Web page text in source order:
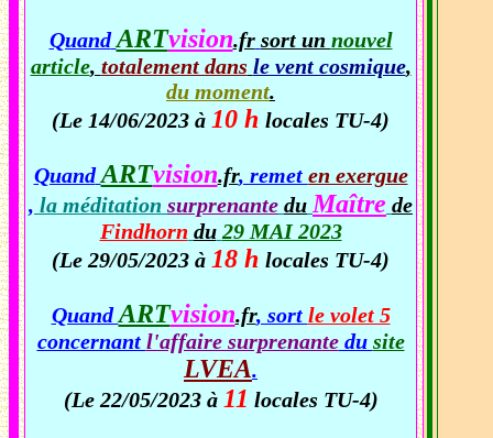
Quand ARTvision.fr sort un nouvel
article, totalement dans le vent cosmique,
du moment.
(Le 14/06/2023 à 10 h locales TU-4)
Quand ARTvision.fr, remet en exergue
, la méditation surprenante du Maître de
Findhorn du 29 MAI 2023
(Le 29/05/2023 à 18 h locales TU-4)
QuandARTvision.fr, sort le volet 5
concernant l'affaire surprenantedu site
LVEA.
(Le 22/05/2023 à 11 locales TU-4)